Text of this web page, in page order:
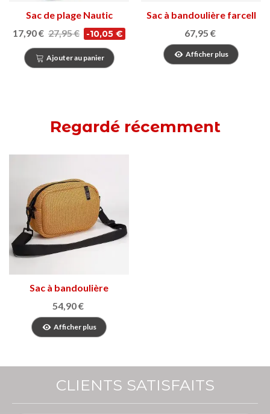
Sac de plage Nautic
17,90 € 27,95 € -10,05 €
Ajouter au panier
Sac à bandoulière farcell
67,95 €
Afficher plus
Regardé récemment
Sac à bandoulière
Kramel Sport P&W
54,90 €
Afficher plus
CLIENTS SATISFAITS